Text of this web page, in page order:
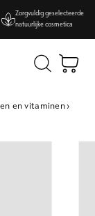
Zorgvuldig geselecteerde
natuurlijke cosmetica
en vitaminen ›